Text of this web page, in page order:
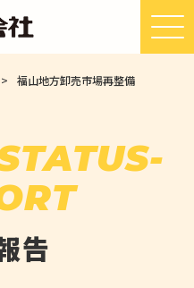
>
福山地方卸売市場再整備
告